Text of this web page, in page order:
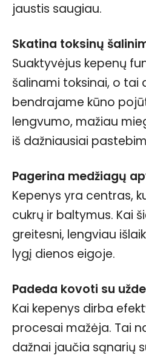
jaustis saugiau.
Skatina toksinų
Suaktyvėjus kepenų
šalinami toksinai, o tai
bendrajame kūno
lengvumo, mažiau
iš dažniausiai
Pagerina medžiagų
Kepenys yra centras,
cukrų ir baltymus. Kai
greitesni, lengviau
lygį dienos eigoje.
Padeda kovoti su
Kai kepenys dirba
procesai mažėja. Tai
dažnai jaučia sąnarių